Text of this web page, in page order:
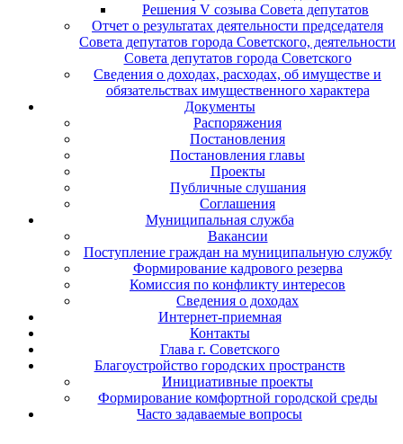
Решения V созыва Совета депутатов
Отчет о результатах деятельности председателя
Совета депутатов города Советского, деятельности
Совета депутатов города Советского
Сведения о доходах, расходах, об имуществе и
обязательствах имущественного характера
Документы
Распоряжения
Постановления
Постановления главы
Проекты
Публичные слушания
Соглашения
Муниципальная служба
Вакансии
Поступление граждан на муниципальную службу
Формирование кадрового резерва
Комиссия по конфликту интересов
Сведения о доходах
Интернет-приемная
Контакты
Глава г. Советского
Благоустройство городских пространств
Инициативные проекты
Формирование комфортной городской среды
Часто задаваемые вопросы